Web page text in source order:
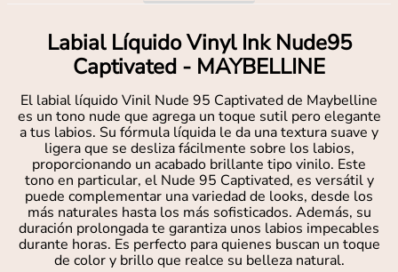
Labial Lí­quido Vinyl Ink Nude95
Captivated - MAYBELLINE
El labial líquido Vinil Nude 95 Captivated de Maybelline
es un tono nude que agrega un toque sutil pero elegante
a tus labios. Su fórmula líquida le da una textura suave y
ligera que se desliza fácilmente sobre los labios,
proporcionando un acabado brillante tipo vinilo. Este
tono en particular, el Nude 95 Captivated, es versátil y
puede complementar una variedad de looks, desde los
más naturales hasta los más sofisticados. Además, su
duración prolongada te garantiza unos labios impecables
durante horas. Es perfecto para quienes buscan un toque
de color y brillo que realce su belleza natural.